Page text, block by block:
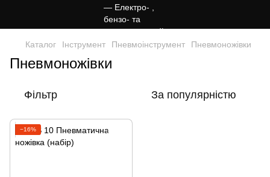
Каталог Інструмент Пневмоінструмент Пневмоножівки
Пневмоножівки
Фільтр За популярністю
−16%